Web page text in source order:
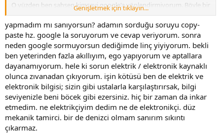
O yüzden ben şahsen kimseyi google'a yönlendirmiyorum. Böyle bir
durumla karşılaştığım da içten içe sizin gibi kızsam da onu
göndermek yerine youtube dan anında bir video bulup cevaben
yapıştırıyorum. Bu sayede bir sonraki sorusu daha mantıklı olabilir.
Bazen de böyle saçma bir soru geldiğinde konu evrilip daha faydalı
hale gelebilir. Konu konuyu açar, petek neden ısıtmıyor? Hava mı
kalmış, su mu yetersiz vs. gibi.
Genişletmek için tıklayın...
yapmadım mı sanıyorsun? adamın sorduğu soruyu copy-
paste hz. google la soruyorum ve cevap veriyorum. sonra
neden google sormuyorsun dediğimde linç yiyiyorum. bekli
ben yeterinden fazla akıllıyım, ego yapıyorum ve aptallara
dayanamıyorum. hele ki sorun elektrik / elektronik kaynaklı
olunca zıvanadan çıkıyorum. işin kötüsü ben de elektrik ve
elektronik bilgisi; sizin gibi ustalarla karşılaştırırsak, bilgi
seviyenizle beni böcek gibi ezersiniz. hiç bir zaman da inkar
etmedim. ne elektrikçiyim dedim ne de elektronikçi. düz
mekanik tamirci. bir de denizci olmam sanırım sıkıntı
çıkarmaz.